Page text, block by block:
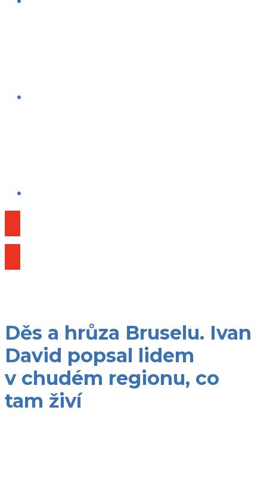
Publikace
Děs a hrůza Bruselu. Ivan
David popsal lidem
v chudém regionu, co
tam živí